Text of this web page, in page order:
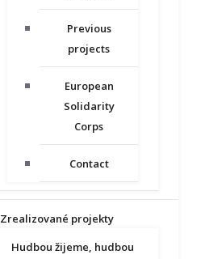
Previous
projects
European
Solidarity
Corps
Contact
Zrealizované projekty
Hudbou žijeme, hudbou